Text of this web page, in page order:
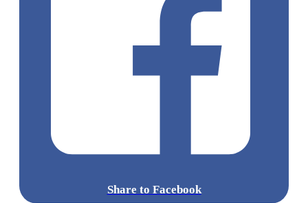
Share to Facebook